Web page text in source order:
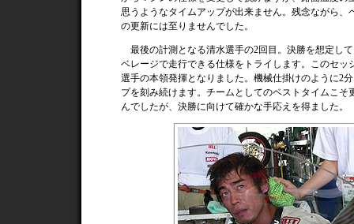
思うようなタイムアップが出来ません。残念ながら、
の更新には至りませんでした。
最後の計測となる清水選手の2回目。決勝を想定し
ベレージで走行できる仕様をトライします。このセッ
選手の本領発揮となりました。機械仕掛けのように2
プを刻み続けます。チームとしてのベストタイムこそ
んでしたが、決勝に向けて確かな手応えを得ました。